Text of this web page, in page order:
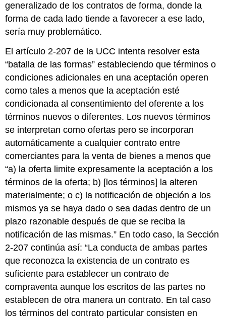
generalizado de los contratos de forma, donde la
forma de cada lado tiende a favorecer a ese lado,
sería muy problemático.
El artículo 2-207 de la UCC intenta resolver esta
“batalla de las formas” estableciendo que términos o
condiciones adicionales en una aceptación operen
como tales a menos que la aceptación esté
condicionada al consentimiento del oferente a los
términos nuevos o diferentes. Los nuevos términos
se interpretan como ofertas pero se incorporan
automáticamente a cualquier contrato entre
comerciantes para la venta de bienes a menos que
“a) la oferta limite expresamente la aceptación a los
términos de la oferta; b) [los términos] la alteren
materialmente; o c) la notificación de objeción a los
mismos ya se haya dado o sea dadas dentro de un
plazo razonable después de que se reciba la
notificación de las mismas.” En todo caso, la Sección
2-207 continúa así: “La conducta de ambas partes
que reconozca la existencia de un contrato es
suficiente para establecer un contrato de
compraventa aunque los escritos de las partes no
establecen de otra manera un contrato. En tal caso
los términos del contrato particular consisten en